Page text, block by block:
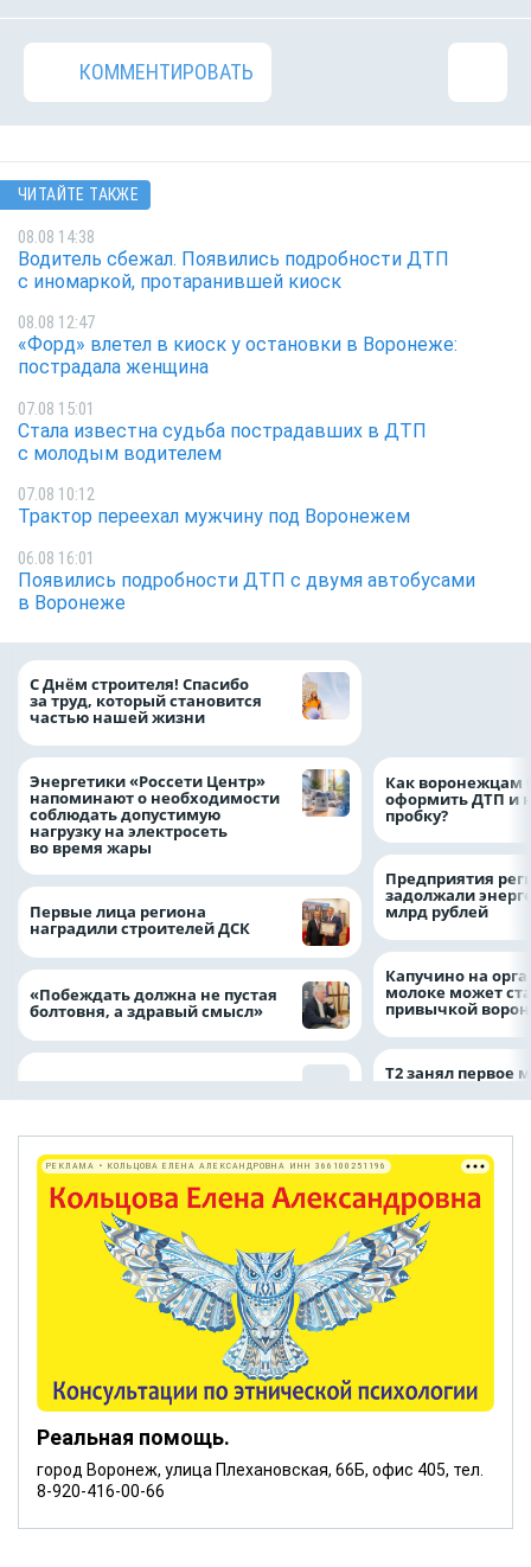
КОММЕНТИРОВАТЬ
ЧИТАЙТЕ ТАКЖЕ
08.08 14:38
Водитель сбежал. Появились подробности ДТП
с иномаркой, протаранившей киоск
08.08 12:47
«Форд» влетел в киоск у остановки в Воронеже:
пострадала женщина
07.08 15:01
Стала известна судьба пострадавших в ДТП
с молодым водителем
07.08 10:12
Трактор переехал мужчину под Воронежем
06.08 16:01
Появились подробности ДТП с двумя автобусами
в Воронеже
С Днём строителя! Спасибо
за труд, который становится
частью нашей жизни
Энергетики «Россети Центр»
напоминают о необходимости
соблюдать допустимую
нагрузку на электросеть
во время жары
Первые лица региона
наградили строителей ДСК
«Побеждать должна не пустая
болтовня, а здравый смысл»
Как воронежцам
оформить ДТП и
пробку?
Предприятия
задолжали
млрд рублей
Капучино на
молоке может
привычкой
Т2 занял первое
Реальная помощь.
город Воронеж, улица Плехановская, 66Б, офис 405, тел.
8-920-416-00-66
РЕКЛАМА • КОЛЬЦОВА ЕЛЕНА АЛЕКСАНДРОВНА ИНН 366100251196